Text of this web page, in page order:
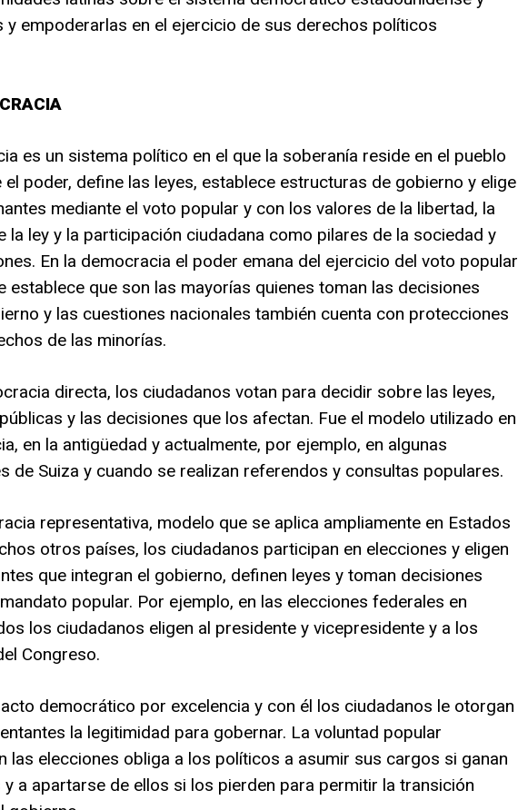
y empoderarlas en el ejercicio de sus derechos políticos
es un sistema político en el que la soberanía reside en el pueblo
el poder, define las leyes, establece estructuras de gobierno y elige
mediante el voto popular y con los valores de la libertad, la
la ley y la participación ciudadana como pilares de la sociedad y
En la democracia el poder emana del ejercicio del voto popular
establece que son las mayorías quienes toman las decisiones
y las cuestiones nacionales también cuenta con protecciones
de las minorías.
directa, los ciudadanos votan para decidir sobre las leyes,
y las decisiones que los afectan. Fue el modelo utilizado en
en la antigüedad y actualmente, por ejemplo, en algunas
de Suiza y cuando se realizan referendos y consultas populares.
representativa, modelo que se aplica ampliamente en Estados
otros países, los ciudadanos participan en elecciones y eligen
que integran el gobierno, definen leyes y toman decisiones
popular. Por ejemplo, en las elecciones federales en
los ciudadanos eligen al presidente y vicepresidente y a los
Congreso.
democrático por excelencia y con él los ciudadanos le otorgan
la legitimidad para gobernar. La voluntad popular
las elecciones obliga a los políticos a asumir sus cargos si ganan
a apartarse de ellos si los pierden para permitir la transición